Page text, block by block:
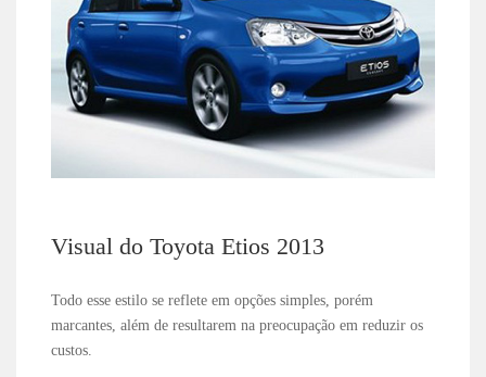
Visual do Toyota Etios 2013
Todo esse estilo se reflete em opções simples, porém
marcantes, além de resultarem na preocupação em reduzir os
custos.